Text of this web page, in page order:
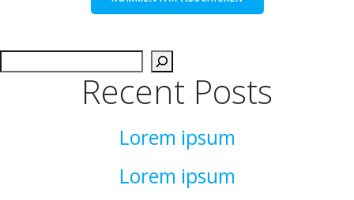
Recent Posts
Lorem ipsum
Lorem ipsum